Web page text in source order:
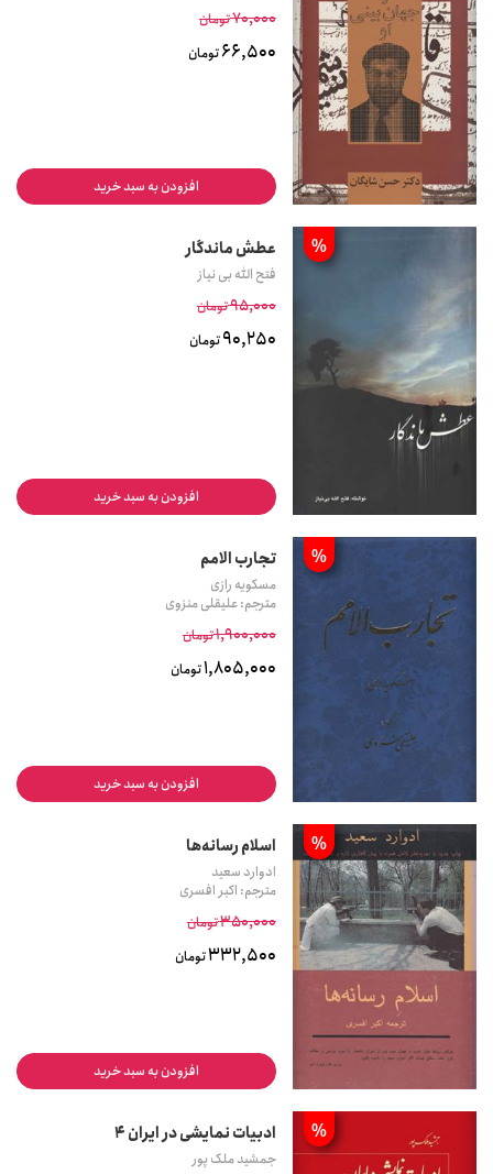
70,000تومان
66,500تومان
افزودن به سبد خرید
% عطش ماندگار
فتح الله بی نیاز
95,000تومان
90,250تومان
افزودن به سبد خرید
% تجارب الامم
مسکویه رازی
مترجم: علیقلی منزوی
1,900,000تومان
1,805,000تومان
افزودن به سبد خرید
% اسلام رسانه‌ها
ادوارد سعید
مترجم: اکبر افسری
350,000تومان
332,500تومان
افزودن به سبد خرید
% ادبیات نمایشی در ایران 4
جمشید ملک پور